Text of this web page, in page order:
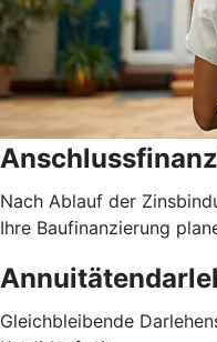
Nach Ablauf der
Ihre Baufinanzierung
Gleichbleibende